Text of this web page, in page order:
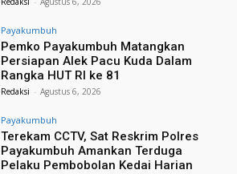
Payakumbuh
Pemko Payakumbuh Matangkan
Persiapan Alek Pacu Kuda Dalam
Rangka HUT RI ke 81
Redaksi - Agustus 6, 2026
Payakumbuh
Terekam CCTV, Sat Reskrim Polres
Payakumbuh Amankan Terduga
Pelaku Pembobolan Kedai Harian